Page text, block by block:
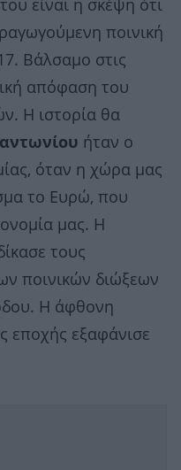
είναι η σκέψη ότι
ποινική
Βάλσαμο στις
απόφαση του
Η ιστορία θα
ήταν ο
όταν η χώρα μας
το Ευρώ, που
μας. Η
τους
ποινικών διώξεων
Η άφθονη
εποχής εξαφάνισε